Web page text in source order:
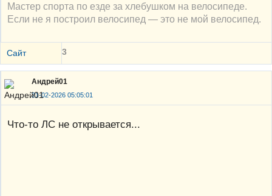
Мастер спорта по езде за хлебушком на велосипеде.
Если не я построил велосипед — это не мой велосипед.
Сайт 3
Андрей01
21-02-2026 05:05:01
Что-то ЛС не открывается...